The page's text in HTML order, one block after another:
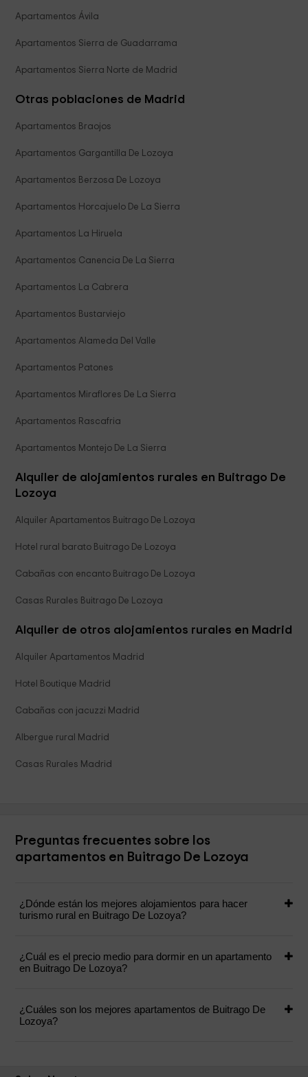
Apartamentos Ávila
Apartamentos Sierra de Guadarrama
Apartamentos Sierra Norte de Madrid
Otras poblaciones de Madrid
Apartamentos Braojos
Apartamentos Gargantilla De Lozoya
Apartamentos Berzosa De Lozoya
Apartamentos Horcajuelo De La Sierra
Apartamentos La Hiruela
Apartamentos Canencia De La Sierra
Apartamentos La Cabrera
Apartamentos Bustarviejo
Apartamentos Alameda Del Valle
Apartamentos Patones
Apartamentos Miraflores De La Sierra
Apartamentos Rascafria
Apartamentos Montejo De La Sierra
Alquiler de alojamientos rurales en Buitrago De
Lozoya
Alquiler Apartamentos Buitrago De Lozoya
Hotel rural barato Buitrago De Lozoya
Cabañas con encanto Buitrago De Lozoya
Casas Rurales Buitrago De Lozoya
Alquiler de otros alojamientos rurales en Madrid
Alquiler Apartamentos Madrid
Hotel Boutique Madrid
Cabañas con jacuzzi Madrid
Albergue rural Madrid
Casas Rurales Madrid
Preguntas frecuentes sobre los
apartamentos en Buitrago De Lozoya
¿Dónde están los mejores alojamientos para hacer
turismo rural en Buitrago De Lozoya?
¿Cuál es el precio medio para dormir en un apartamento
en Buitrago De Lozoya?
¿Cuáles son los mejores apartamentos de Buitrago De
Lozoya?